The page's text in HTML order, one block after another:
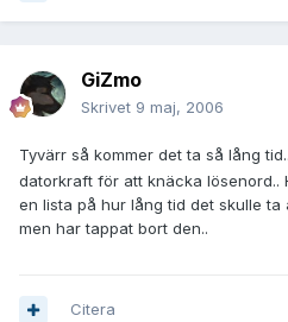
GiZmo
Skrivet 9 maj, 2006
Tyvärr så kommer det ta så lång tid..
datorkraft för att knäcka lösenord..
en lista på hur lång tid det skulle
men har tappat bort den..
Citera